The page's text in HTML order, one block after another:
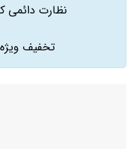
نظارت دائمی
تخفیف